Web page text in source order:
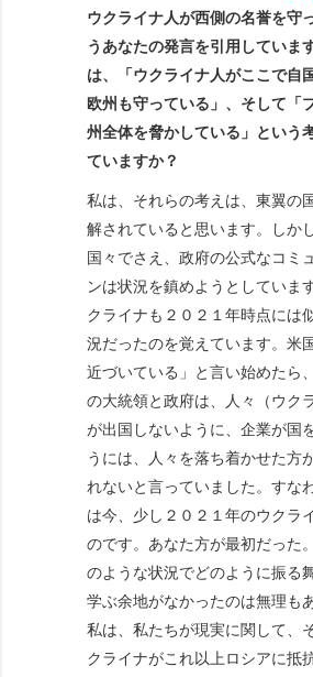
ウクライナ人が西側の名誉を守
うあなたの発言を引用していま
は、「ウクライナ人がここで自
欧州も守っている」、そして「
州全体を脅かしている」という
ていますか？
私は、それらの考えは、東翼の
解されていると思います。しか
国々でさえ、政府の公式なコミ
ンは状況を鎮めようとしていま
クライナも２０２１年時点には
況だったのを覚えています。米
近づいている」と言い始めたら
の大統領と政府は、人々（ウク
が出国しないように、企業が国
うには、人々を落ち着かせた方
れないと言っていました。すな
は今、少し２０２１年のウクラ
のです。あなた方が最初だった
のような状況でどのように振る
学ぶ余地がなかったのは無理も
私は、私たちが現実に関して、
クライナがこれ以上ロシアに抵